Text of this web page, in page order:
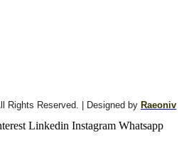
Rights Reserved. | Designed by Raeoniv
Linkedin Instagram Whatsapp